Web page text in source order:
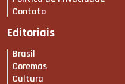
Contato
Editoriais
Brasil
Coremas
Cultura